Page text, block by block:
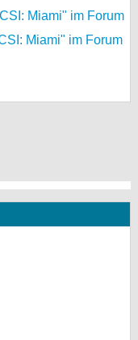
Miami" im Forum
Miami" im Forum